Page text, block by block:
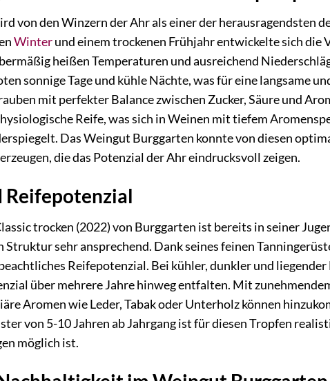
von den Winzern der Ahr als einer der herausragendsten
Winterund einem trockenen Frühjahr entwickelte sich die
heißen Temperaturen und ausreichend
sonnige Tage und kühle Nächte, was für eine langsame
mit perfekter Balance zwischen Zucker, Säure und
Reife, was sich in Weinen mit tiefem
Das Weingut Burggarten konnte von diesen
die das Potenzial der Ahr eindrucksvoll zeigen.
Reifepotenzial
trocken (2022) von Burggarten ist bereits in seiner
Struktur sehr ansprechend. Dank seines feinen
Reifepotenzial. Bei kühler, dunkler und
über mehrere Jahre hinweg entfalten. Mit
Aromen wie Leder, Tabak oder Unterholz können
von 5-10 Jahren ab Jahrgang ist für diesen Tropfen
möglich ist.